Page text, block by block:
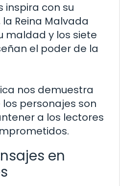
inspira con su
Reina Malvada
maldad y los siete
el poder de la
nos demuestra
personajes son
a los lectores
en